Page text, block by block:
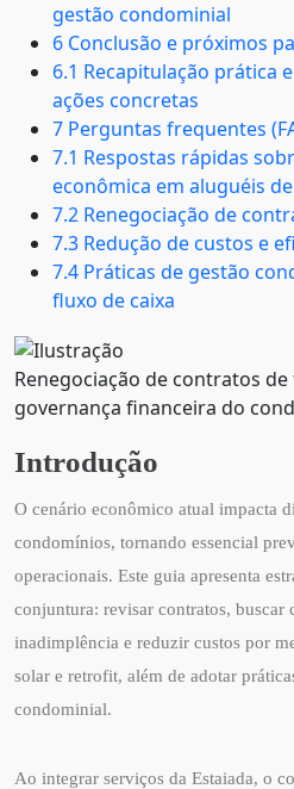
gestão condominial
6 Conclusão e próximos
6.1 Recapitulação prática
ações concretas
7 Perguntas frequentes
7.1 Respostas rápidas
econômica em aluguéis
7.2 Renegociação de
7.3 Redução de custos e
7.4 Práticas de gestão
fluxo de caixa
Renegociação de contratos
governança financeira do
Introdução
O cenário econômico atual impacta
condomínios, tornando essencial
operacionais. Este guia apresenta
conjuntura: revisar contratos, buscar
inadimplência e reduzir custos por
solar e retrofit, além de adotar
condominial.
Ao integrar serviços da Estaiada, o